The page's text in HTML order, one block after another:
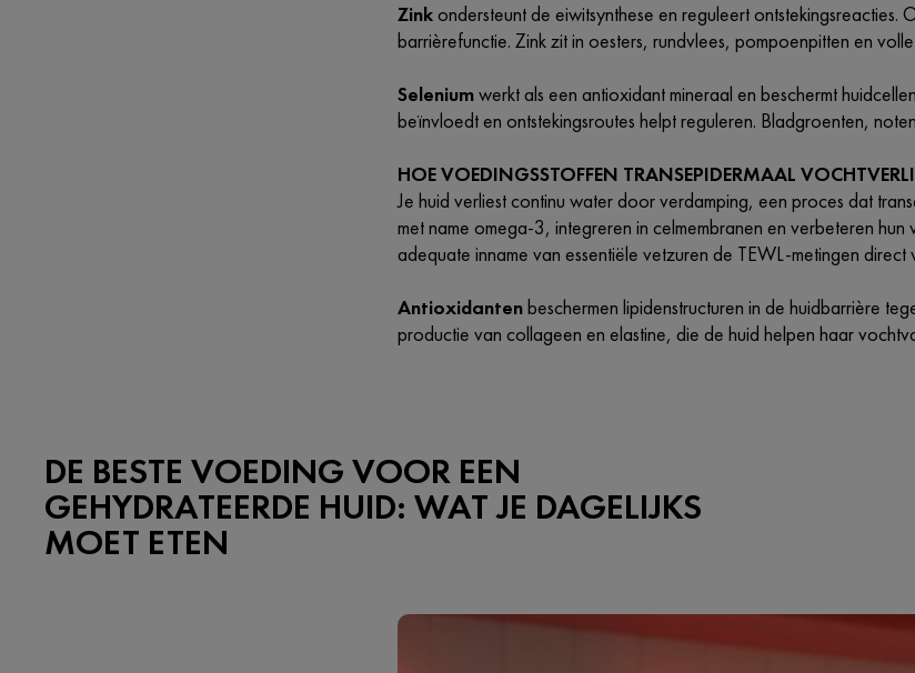
Zinkondersteunt de eiwitsynthese en reguleert
barrièrefunctie. Zink zit in oesters, rundvlees, pompoenpitten en
Seleniumwerkt als een antioxidant mineraal en beschermt
beïnvloedt en ontstekingsroutes helpt reguleren. Bladgroenten,
HOE VOEDINGSSTOFFEN TRANSEPIDERMAAL
Je huid verliest continu water door verdamping, een proces dat
met name omega-3, integreren in celmembranen en verbeteren
adequate inname van essentiële vetzuren de TEWL-metingen direct
Antioxidantenbeschermen lipidenstructuren in de huidbarrière
productie van collageen en elastine, die de huid helpen haar
DE BESTE VOEDING VOOR EEN
GEHYDRATEERDE HUID: WAT JE DAGELIJKS
MOET ETEN